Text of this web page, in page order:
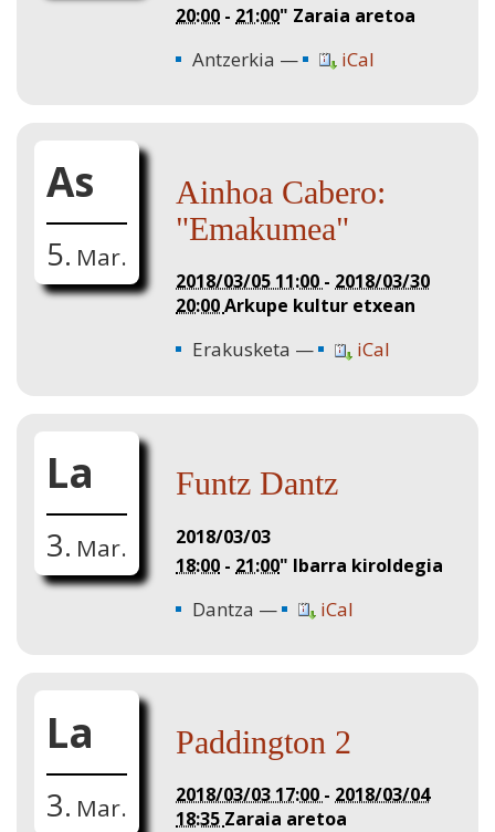
20:00 - 21:00" Zaraia aretoa
Antzerkia iCal
As
5. Mar.
Ainhoa Cabero:
"Emakumea"
2018/03/05 11:00 - 2018/03/30
20:00Arkupe kultur etxean
Erakusketa iCal
La
3. Mar.
Funtz Dantz
2018/03/03
18:00 - 21:00" Ibarra kiroldegia
Dantza iCal
La
3. Mar.
Paddington 2
2018/03/03 17:00- 2018/03/04
18:35Zaraia aretoa